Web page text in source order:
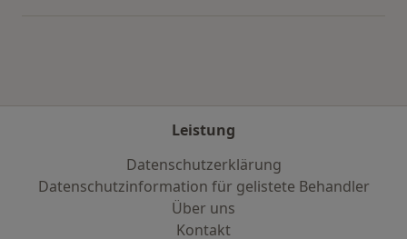
Leistung
Datenschutzerklärung
Datenschutzinformation für gelistete Behandler
Über uns
Kontakt